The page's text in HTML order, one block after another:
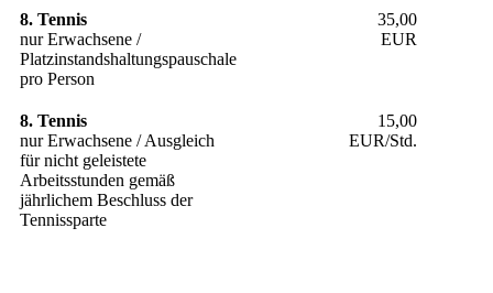
8. Tennis
nur Erwachsene /
Platzinstandshaltungspauschale
pro Person
35,00
EUR
8. Tennis
nur Erwachsene / Ausgleich
für nicht geleistete
Arbeitsstunden gemäß
jährlichem Beschluss der
Tennissparte
15,00
EUR/Std.